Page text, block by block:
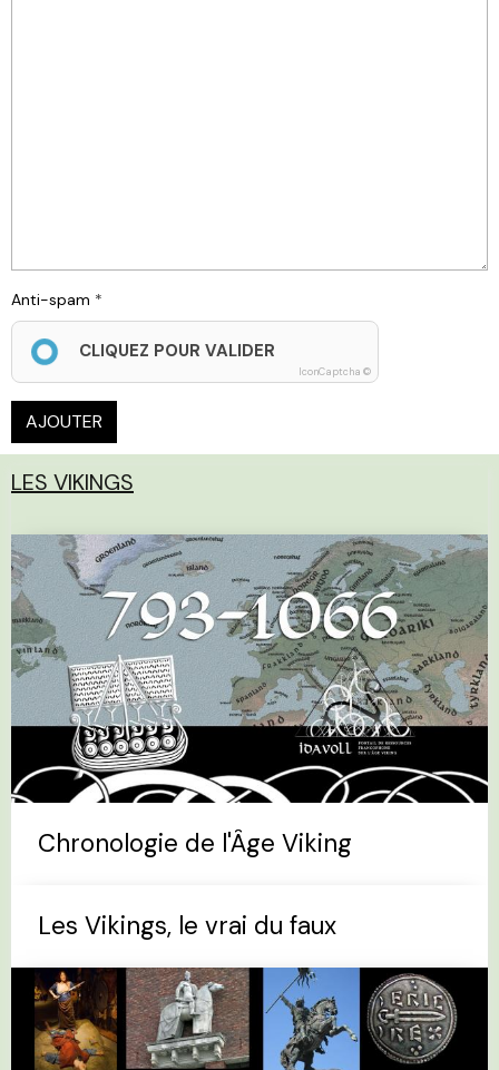
Anti-spam
CLIQUEZ POUR VALIDER
IconCaptcha ©
AJOUTER
LES VIKINGS
Chronologie de l'Âge Viking
Les Vikings, le vrai du faux